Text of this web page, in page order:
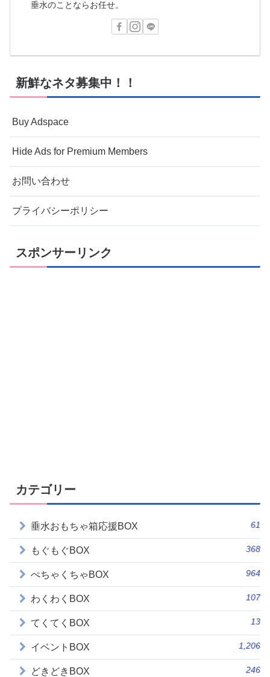
垂水のことならお任せ。
新鮮なネタ募集中！！
Buy Adspace
Hide Ads for Premium Members
お問い合わせ
プライバシーポリシー
スポンサーリンク
カテゴリー
垂水おもちゃ箱応援BOX 61
もぐもぐBOX 368
ぺちゃくちゃBOX 964
わくわくBOX 107
てくてくBOX 13
イベントBOX 1,206
どきどきBOX 246